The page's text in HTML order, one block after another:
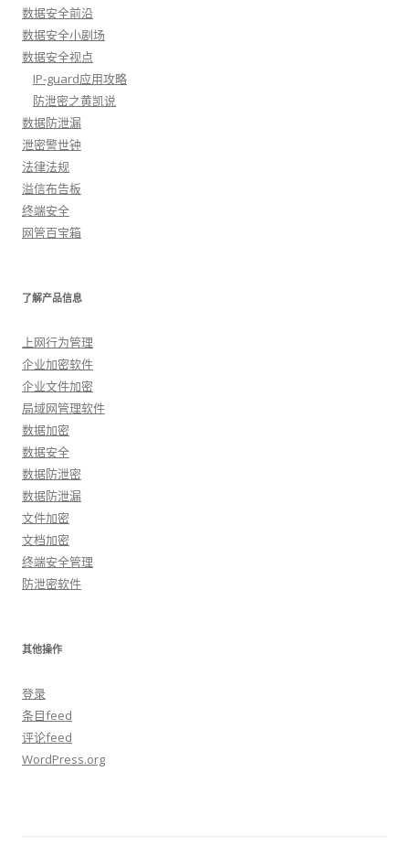
数据安全前沿
数据安全小剧场
数据安全视点
IP-guard应用攻略
防泄密之黄凯说
数据防泄漏
泄密警世钟
法律法规
溢信布告板
终端安全
网管百宝箱
了解产品信息
上网行为管理
企业加密软件
企业文件加密
局域网管理软件
数据加密
数据安全
数据防泄密
数据防泄漏
文件加密
文档加密
终端安全管理
防泄密软件
其他操作
登录
条目feed
评论feed
WordPress.org